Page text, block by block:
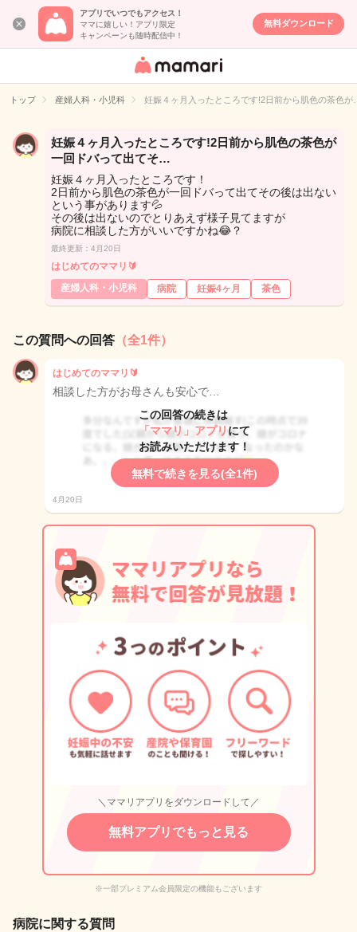
アプリでいつでもアクセス！
ママに嬉しい！アプリ限定
キャンペーンも随時配信中！
無料ダウンロード
女性専用匿名QA
イト
トップ 産婦人科・小児科 妊娠４ヶ月入ったところです!2日前から肌色の茶色
妊娠４ヶ月入ったところです!2日前から肌色の茶色が
一回ドバって出てそ…
妊娠４ヶ月入ったところです！
2日前から肌色の茶色が一回ドバって出てその後は出ない
という事があります💦
その後は出ないのでとりあえず様子見てますが
病院に相談した方がいいですかね😂？
最終更新：4月20日
はじめてのママリ🔰
産婦人科・小児科
病院 妊娠4ヶ月 茶色
この質問への回答 （全1件）
はじめてのママリ🔰
相談した方がお母さんも安心で…
この回答の続きは
「ママリ」アプリ にて
お読みいただけます！
無料で続きを見る(全1件)
4月20日
＼ママリアプリをダウンロードして／
無料アプリでもっと見る
※一部プレミアム会員限定の機能もございます
病院に関する質問